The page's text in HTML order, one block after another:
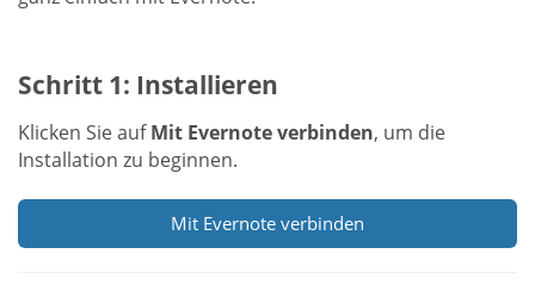
Schritt 1: Installieren
Klicken Sie aufMit Evernote verbinden, um die
Installation zu beginnen.
Mit Evernote verbinden